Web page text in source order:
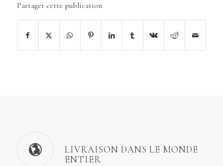
Partager cette publication
LIVRAISON DANS LE MONDE
ENTIER